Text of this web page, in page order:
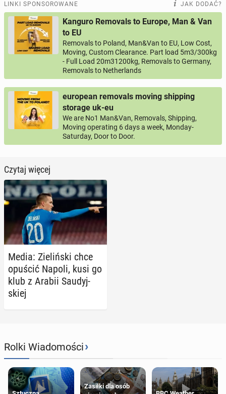
LINKI SPONSOROWANE JAK DODAĆ?
Kanguro Removals to Europe, Man & Van
to EU
Removals to Poland, Man&Van to EU, Low Cost,
Moving, Custom Clearance. Part load 5m3/300kg
- Full Load 20m31200kg, Removals to Germany,
Removals to Netherlands
european removals moving shipping
storage uk-eu
We are No1 Man&Van, Removals, Shipping,
Moving operating 6 days a week, Monday-
Saturday, Door to Door.
Czytaj więcej
Media: Zie­liń­ski chce
opuścić Napoli, kusi go
klub z Arabii Sau­dyj­
skiej
Rolki Wiadomości›
Zasiłki dla osób